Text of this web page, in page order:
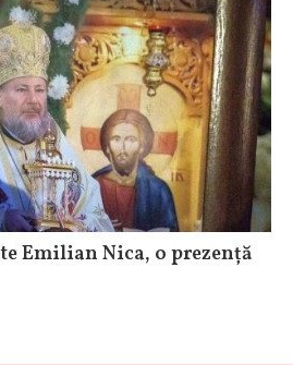
Emilian Nica, o prezență